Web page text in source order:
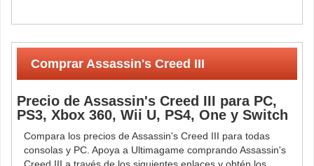
Comprar Assassin's Creed III
Precio de Assassin's Creed III para PC,
PS3, Xbox 360, Wii U, PS4, One y Switch
Compara los precios de Assassin's Creed III para todas
consolas y PC. Apoya a Ultimagame comprando Assassin's
Creed III a través de los siguientes enlaces y obtén los